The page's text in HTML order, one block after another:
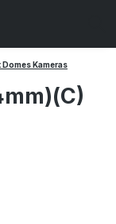
Domes Kameras